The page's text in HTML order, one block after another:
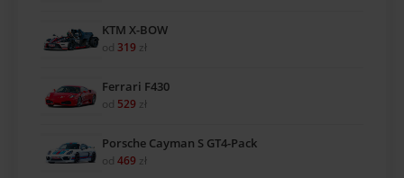
KTM X-BOW
od 319 zł
Ferrari F430
od 529 zł
Porsche Cayman S GT4-Pack
od 469 zł